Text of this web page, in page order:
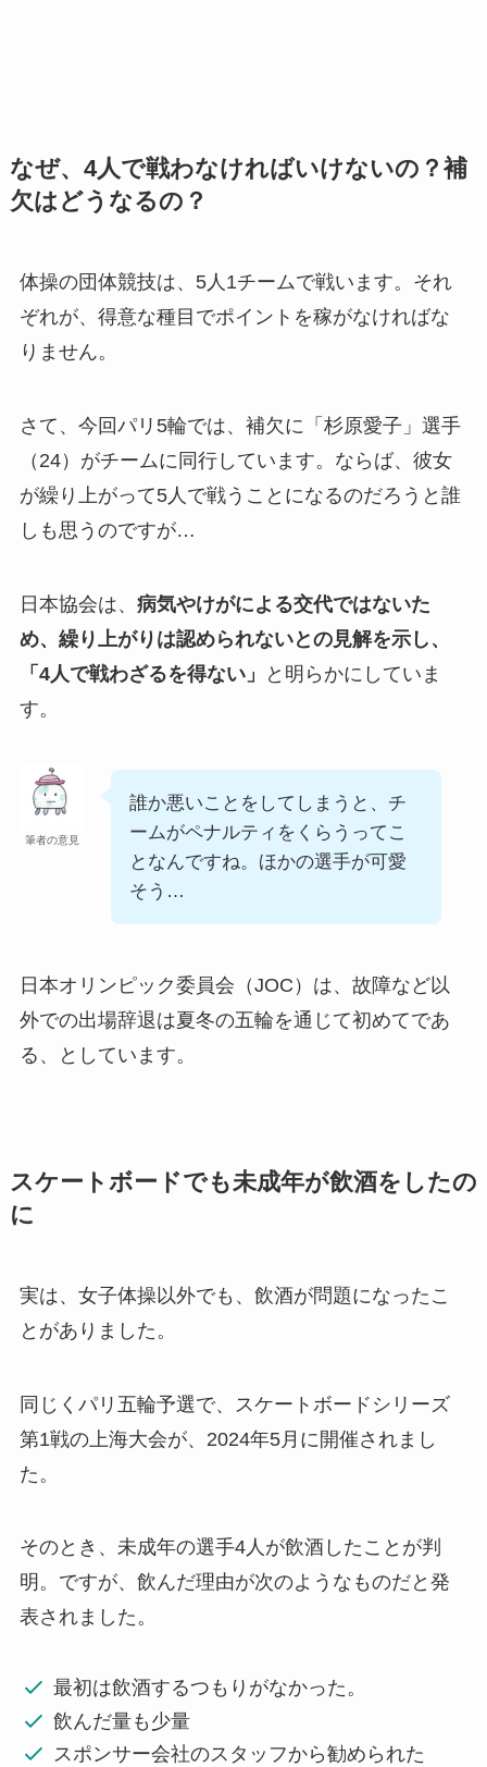
なぜ、4人で戦わなければいけないの？補
欠はどうなるの？
体操の団体競技は、5人1チームで戦います。それ
ぞれが、得意な種目でポイントを稼がなければな
りません。
さて、今回パリ5輪では、補欠に「杉原愛子」選手
（24）がチームに同行しています。ならば、彼女
が繰り上がって5人で戦うことになるのだろうと誰
しも思うのですが…
日本協会は、 病気やけがによる交代ではないた
め、繰り上がりは認められないとの見解を示し、
「4人で戦わざるを得ない」
と明らかにしていま
す。
筆者の意見
誰か悪いことをしてしまうと、チ
ームがペナルティをくらうってこ
となんですね。ほかの選手が可愛
そう…
日本オリンピック委員会（JOC）は、故障など以
外での出場辞退は夏冬の五輪を通じて初めてであ
る、としています。
スケートボードでも未成年が飲酒をしたの
に
実は、女子体操以外でも、飲酒が問題になったこ
とがありました。
同じくパリ五輪予選で、スケートボードシリーズ
第1戦の上海大会が、2024年5月に開催されまし
た。
そのとき、未成年の選手4人が飲酒したことが判
明。ですが、飲んだ理由が次のようなものだと発
表されました。
最初は飲酒するつもりがなかった。
飲んだ量も少量
スポンサー会社のスタッフから勧められた